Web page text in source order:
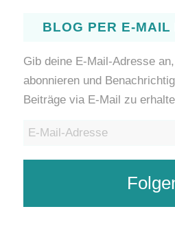
BLOG PER E-MAIL
Gib deine E-Mail-Adresse
abonnieren und
Beiträge via E-Mail zu
E-